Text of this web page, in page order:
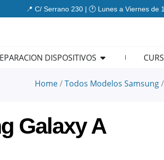
📍 C/ Serrano 230 | 🕐 Lunes a Viernes
MOVILESDISPOSITIVOS Open
Home/Todos Modelos Samsung/
Galaxy A